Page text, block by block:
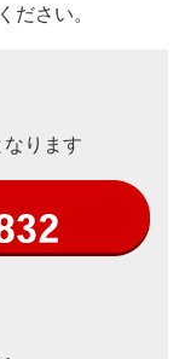
ださい。
ります